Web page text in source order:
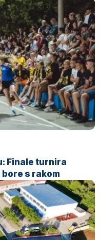
Finale turnira
s rakom